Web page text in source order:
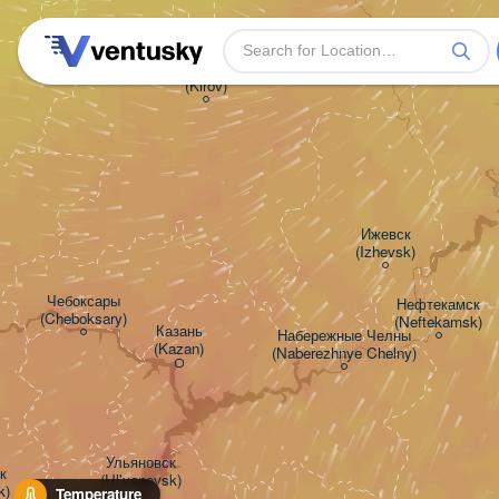
Temperature
Казань
(Kazan)
Ижевск
(Izhevsk)
Киров
(Kirov)
Нефтекамск
(Neftekamsk)
Чебоксары
(Cheboksary)
Ульяновск
(Ul'yanovsk)
Набережные Челны
(Naberezhnye Chelny)